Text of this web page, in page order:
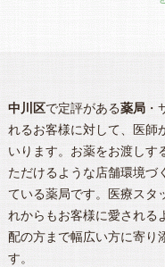
中川区で定評がある薬局・
れるお客様に対して、医師
いります。お薬をお渡しす
ただけるような店舗環境づ
ている薬局です。医療スタ
れからもお客様に愛される
配の方まで幅広い方に寄り
す。